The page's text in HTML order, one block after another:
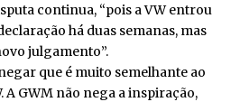
continua, “pois a VW entrou
há duas semanas, mas
julgamento”.
que é muito semelhante ao
A GWM não nega a inspiração,